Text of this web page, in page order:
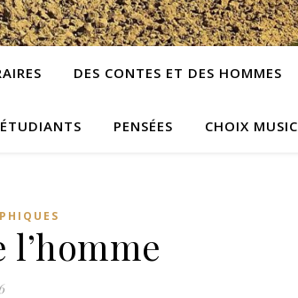
DES CONTES ET DES HOMMES
PENSÉES CHOIX